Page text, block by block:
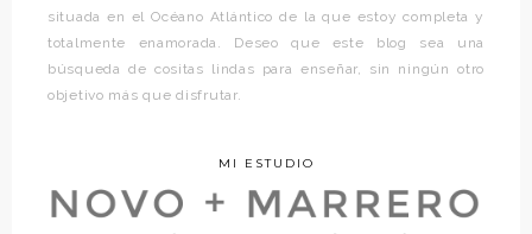
situada en el Océano Atlántico de la que estoy completa y
totalmente enamorada. Deseo que este blog sea una
búsqueda de cositas lindas para enseñar, sin ningún otro
objetivo más que disfrutar.
MI ESTUDIO